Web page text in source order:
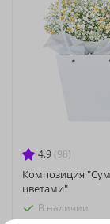
4.9 (98)
Композиция
цветами"
В наличии